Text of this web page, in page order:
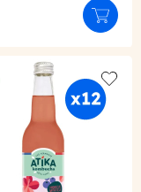
du produit
Add